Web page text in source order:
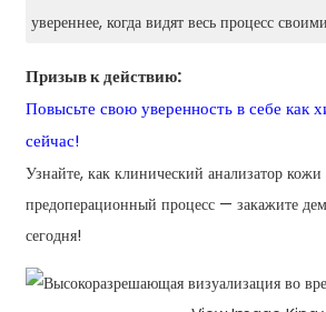
увереннее, когда видят весь процесс
Призыв к действию:
Повысьте свою уверенность в себе как
сейчас!
Узнайте, как клинический анализатор
предоперационный процесс — закажите
сегодня!